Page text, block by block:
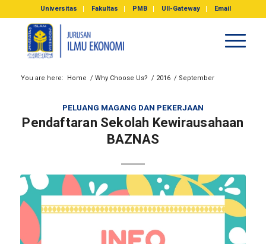
Universitas Fakultas PMB UII-Gateway Email
You are here: Home / Why Choose Us? / 2016 / September
PELUANG MAGANG DAN PEKERJAAN
Pendaftaran Sekolah Kewirausahaan
BAZNAS